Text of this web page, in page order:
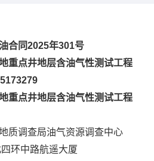
合同2025年301号
重点井地层含油气性测试工程
重点井地层含油气性测试工程
质调查局油气资源调查中心
环中路航遥大厦